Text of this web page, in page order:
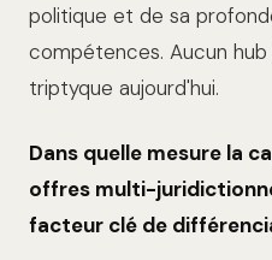
politique et de sa
compétences. Aucun
triptyque aujourd'hui.
Dans quelle mesure la
offres multi-
facteur clé de